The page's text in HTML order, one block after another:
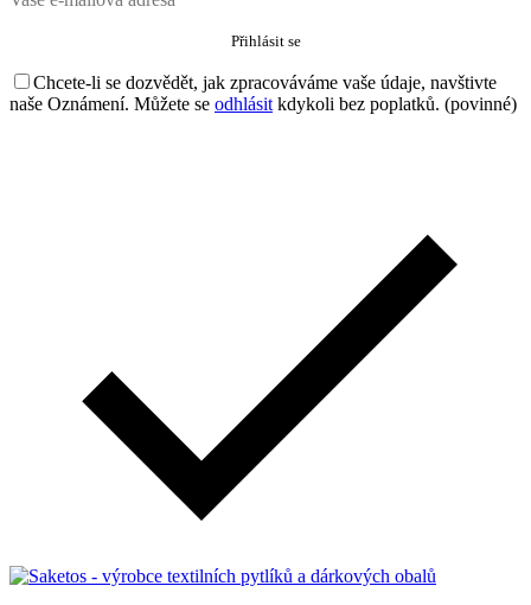
Chcete-li se dozvědět, jak zpracováváme vaše údaje, navštivte
naše Oznámení. Můžete se odhlásit kdykoli bez poplatků. (povinné)